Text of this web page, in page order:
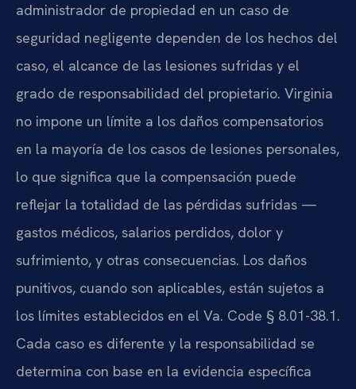
administrador de propiedad en un caso de
seguridad negligente dependen de los hechos del
caso, el alcance de las lesiones sufridas y el
grado de responsabilidad del propietario. Virginia
no impone un límite a los daños compensatorios
en la mayoría de los casos de lesiones personales,
lo que significa que la compensación puede
reflejar la totalidad de las pérdidas sufridas —
gastos médicos, salarios perdidos, dolor y
sufrimiento, y otras consecuencias. Los daños
punitivos, cuando son aplicables, están sujetos a
los límites establecidos en el Va. Code § 8.01-38.1.
Cada caso es diferente y la responsabilidad se
determina con base en la evidencia específica